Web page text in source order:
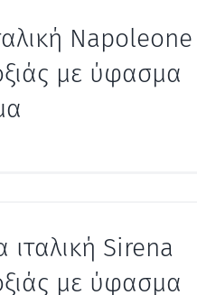
Napoleone
με ύφασμα
Sirena
με ύφασμα